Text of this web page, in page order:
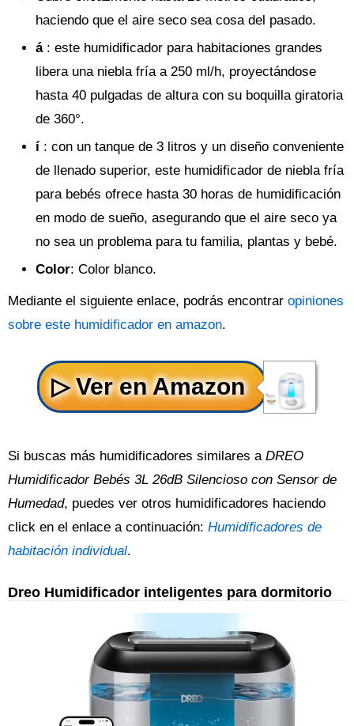
haciendo que el aire seco sea cosa del pasado.
á : este humidificador para habitaciones grandes
libera una niebla fría a 250 ml/h, proyectándose
hasta 40 pulgadas de altura con su boquilla giratoria
de 360°.
í : con un tanque de 3 litros y un diseño conveniente
de llenado superior, este humidificador de niebla fría
para bebés ofrece hasta 30 horas de humidificación
en modo de sueño, asegurando que el aire seco ya
no sea un problema para tu familia, plantas y bebé.
Color: Color blanco.
Mediante el siguiente enlace, podrás encontrar opiniones
sobre este humidificador en amazon.
Si buscas más humidificadores similares a DREO
Humidificador Bebés 3L 26dB Silencioso con Sensor de
Humedad, puedes ver otros humidificadores haciendo
click en el enlace a continuación: Humidificadores de
habitación individual.
Dreo Humidificador inteligentes para dormitorio